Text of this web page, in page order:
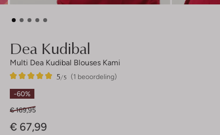
Dea Kudibal
Multi Dea Kudibal Blouses Kami
(1 beoordeling)
5/5
1
5
Sterren
-60%
€ 169,95
€ 67,99